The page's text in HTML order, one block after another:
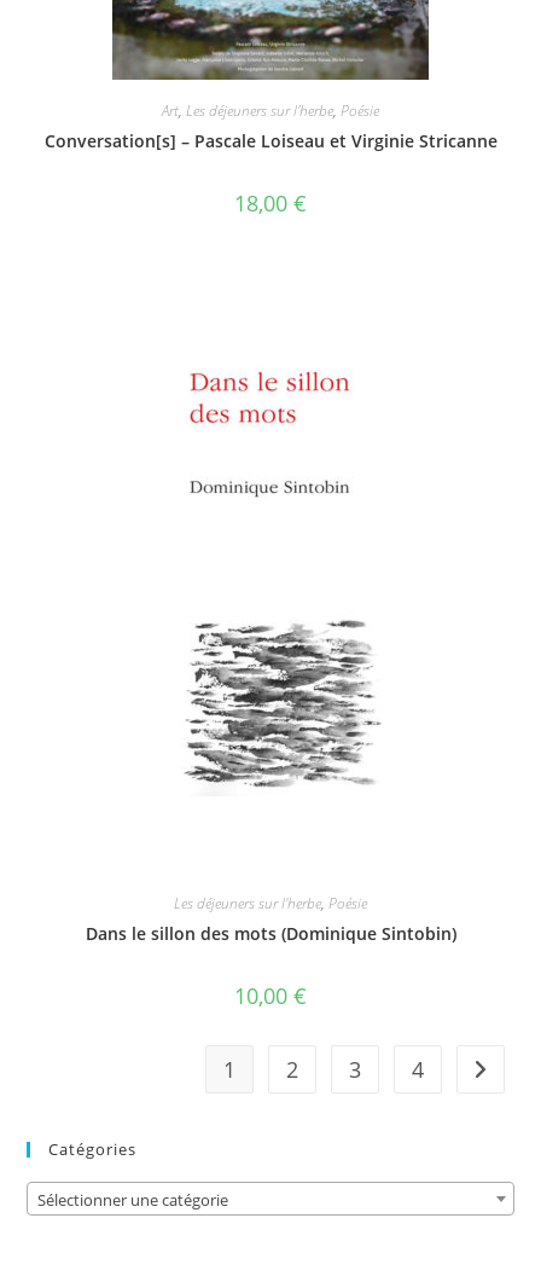
Art, Les déjeuners sur l'herbe, Poésie
Conversation[s] – Pascale Loiseau et Virginie Stricanne
18,00 €
Les déjeuners sur l'herbe, Poésie
Dans le sillon des mots (Dominique Sintobin)
10,00 €
1 2 3 4
Catégories
Sélectionner une catégorie